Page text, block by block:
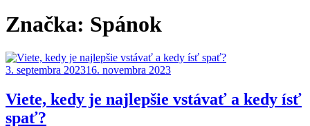
Značka: Spánok
3. septembra 202316. novembra 2023
Viete, kedy je najlepšie vstávať a kedy ísť
spať?